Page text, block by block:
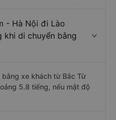
- Hà Nội đi Lào
khi di chuyển bằng
xe khách từ Bắc Từ
5.8 tiếng, nếu mật độ